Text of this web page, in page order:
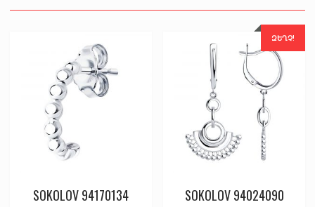
SOKOLOV 94170134
ԶԵՂՉ!
SOKOLOV 94024090